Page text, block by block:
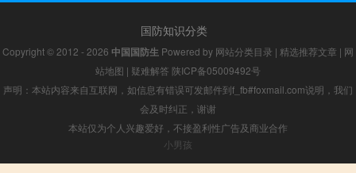
国防知识分类
Copyright © 2012 - 2026 中国国防生 Powered by 网站分类目录 | 精选推荐文章 | 网
站地图 | 疑难解答 陕ICP备05009492号
声明：本站内容来自互联网，如信息有错误可发邮件到f_fb#foxmail.com说明，我们
会及时纠正，谢谢
本站仅为个人兴趣爱好，不接盈利性广告及商业合作
小男孩